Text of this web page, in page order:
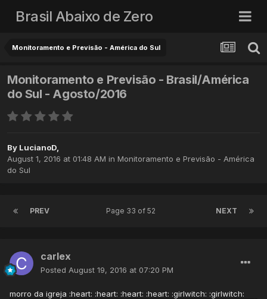
Brasil Abaixo de Zero
Monitoramento e Previsão - América do Sul
Monitoramento e Previsão - Brasil/América
do Sul - Agosto/2016
By LucianoD,
August 1, 2016 at 01:48 AM in Monitoramento e Previsão - América
do Sul
PREV NEXT
Page 33 of 52
carlex
Posted August 19, 2016 at 07:20 PM
morro da igreja :heart: :heart: :heart: :heart: :girlwitch: :girlwitch: